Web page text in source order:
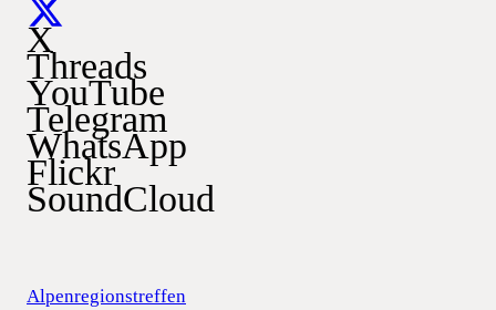
X
Threads
YouTube
Telegram
WhatsApp
Flickr
SoundCloud
Alpenregionstreffen